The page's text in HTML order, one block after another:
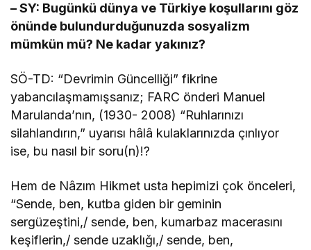
– SY: Bugünkü dünya ve Türkiye koşullarını göz
önünde bulundurduğunuzda sosyalizm
mümkün mü? Ne kadar yakınız?
SÖ-TD: “Devrimin Güncelliği” fikrine
yabancılaşmamışsanız; FARC önderi Manuel
Marulanda’nın, (1930- 2008) “Ruhlarınızı
silahlandırın,” uyarısı hâlâ kulaklarınızda çınlıyor
ise, bu nasıl bir soru(n)!?
Hem de Nâzım Hikmet usta hepimizi çok önceleri,
“Sende, ben, kutba giden bir geminin
sergüzeştini,/ sende, ben, kumarbaz macerasını
keşiflerin,/ sende uzaklığı,/ sende, ben,